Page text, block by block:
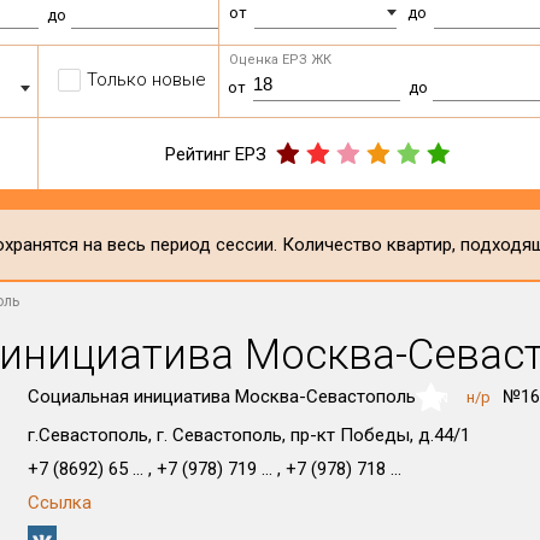
до от до
Только новые
Оценка ЕРЗ ЖК
от до
Рейтинг ЕРЗ
на весь период сессии. Количество квартир,
Москва-
Социальная инициатива Москва-Севастополь н/р
г.Севастополь, г. Севастополь, пр-кт Победы, д.44/1
+7 (8692) 65 ... , +7 (978) 719 ... , +7 (978) 718 ...
Ссылка